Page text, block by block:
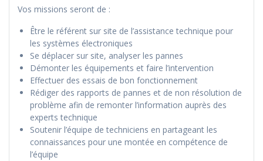
Vos missions seront de :
Être le référent sur site de l’assistance technique pour
les systèmes électroniques
Se déplacer sur site, analyser les pannes
Démonter les équipements et faire l’intervention
Effectuer des essais de bon fonctionnement
Rédiger des rapports de pannes et de non résolution de
problème afin de remonter l’information auprès des
experts technique
Soutenir l’équipe de techniciens en partageant les
connaissances pour une montée en compétence de
l’équipe